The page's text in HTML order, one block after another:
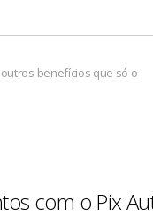
benefícios que só o
com o Pix